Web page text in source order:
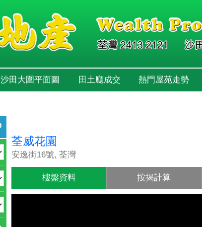
沙田大圍平面圖 田土廳成交 熱門屋苑走勢
荃威花園
安逸街16號, 荃灣
樓盤資料 按揭計算